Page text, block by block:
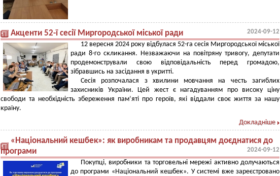
Акценти 52-ї сесії Миргородської міської ради 2024-09-12
12 вересня 2024 року відбулася 52-га сесія Миргородської міської
ради 8-го скликання. Незважаючи на повітряну тривогу, депутати
продемонстрували свою відповідальність перед громадою,
зібравшись на засідання в укритті.
Сесія розпочалася з хвилини мовчання на честь загиблих
захисників України. Цей жест є нагадуванням про високу ціну
свободи та необхідність збереження пам’яті про героїв, які віддали своє життя за нашу
країну.
Докладніше
«Національний кешбек»: як виробникам та продавцям доєднатися до
програми
2024-09-12
Покупці, виробники та торговельні мережі активно долучаються
до програми «Національний кешбек». У системі вже зареєстровано